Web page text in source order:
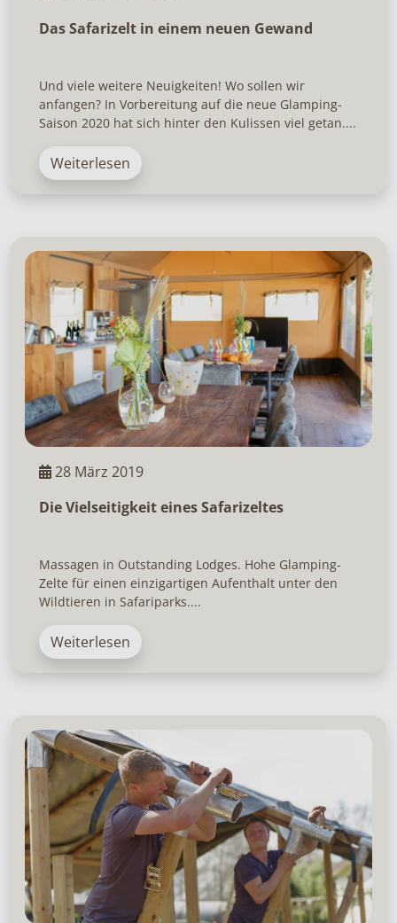
Das Safarizelt in einem neuen Gewand
Und viele weitere Neuigkeiten! Wo sollen wir
anfangen? In Vorbereitung auf die neue Glamping-
Saison 2020 hat sich hinter den Kulissen viel getan....
Weiterlesen
28 März 2019
Die Vielseitigkeit eines Safarizeltes
Massagen in Outstanding Lodges. Hohe Glamping-
Zelte für einen einzigartigen Aufenthalt unter den
Wildtieren in Safariparks....
Weiterlesen